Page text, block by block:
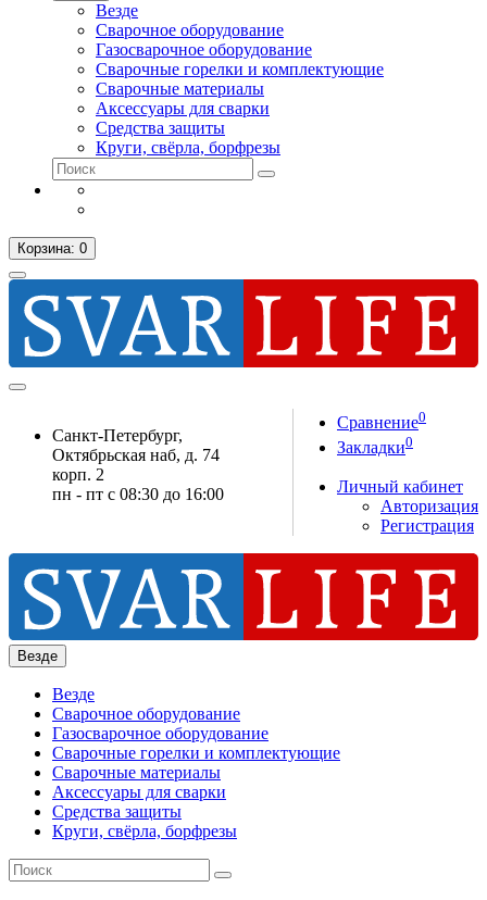
Везде
Сварочное оборудование
Газосварочное оборудование
Сварочные горелки и комплектующие
Сварочные материалы
Аксессуары для сварки
Средства защиты
Круги, свёрла, борфрезы
Корзина: 0
Санкт-Петербург,
Октябрьская наб, д. 74
корп. 2
пн - пт с 08:30 до 16:00
Сравнение0
Закладки0
Личный кабинет
Авторизация
Регистрация
Везде
Везде
Сварочное оборудование
Газосварочное оборудование
Сварочные горелки и комплектующие
Сварочные материалы
Аксессуары для сварки
Средства защиты
Круги, свёрла, борфрезы